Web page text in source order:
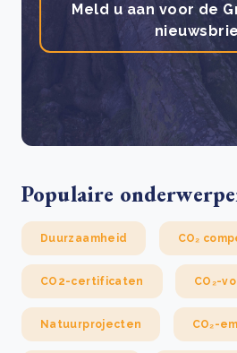
Meld u aan voor de
Populaire
Duurzaamheid CO₂
CO2-certificaten CO₂-
Natuurprojecten CO₂-